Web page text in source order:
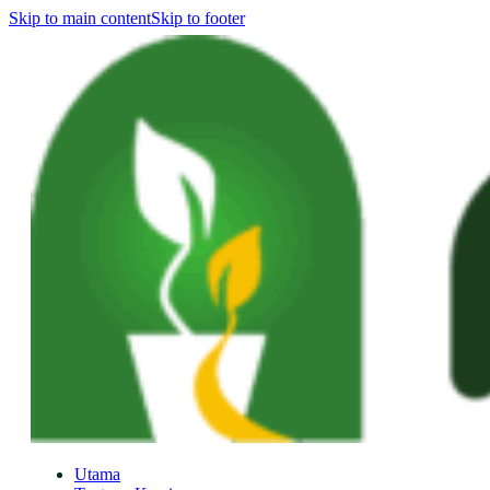
Skip to main contentSkip to footer
Utama